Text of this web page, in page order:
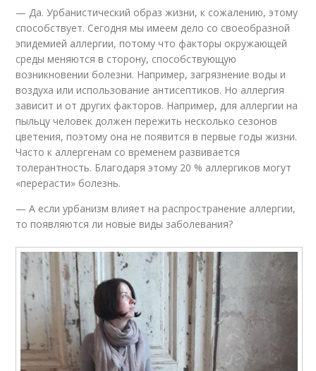
— Да. Урбанистический образ жизни, к сожалению, этому
способствует. Сегодня мы имеем дело со своеобразной
эпидемией аллергии, потому что факторы окружающей
среды меняются в сторону, способствующую
возникновении болезни. Например, загрязнение воды и
воздуха или использование антисептиков. Но аллергия
зависит и от других факторов. Например, для аллергии на
пыльцу человек должен пережить несколько сезонов
цветения, поэтому она не появится в первые годы жизни.
Часто к аллергенам со временем развивается
толерантность. Благодаря этому 20 % аллергиков могут
«перерасти» болезнь.
— А если урбанизм влияет на распространение аллергии,
то появляются ли новые виды заболевания?